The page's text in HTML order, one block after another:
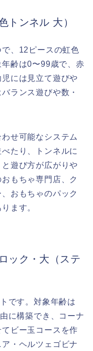
トンネル 大）
、12ピースの虹色
齢は0〜99歳で、赤
には見立て遊びや
ランス遊びや数・
せ可能なシステム
たり、トンネルに
遊び方が広がりや
もちゃ専門店、ク
おもちゃのパック
ます。
ック・大（ステ
です。対象年齢は
に構築でき、コーナ
ビー玉コースを作
・ヘルツェゴビナ